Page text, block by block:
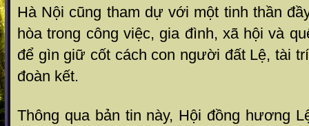
Hà Nội cũng tham dự với một tinh thần
hòa trong công việc, gia đình, xã hội và
để gìn giữ cốt cách con người đất Lệ, tài
đoàn kết.
Thông qua bản tin này, Hội đồng hương